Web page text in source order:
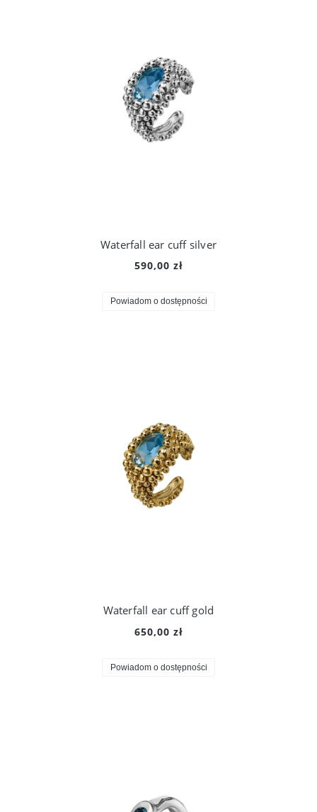
Waterfall ear cuff silver
590,00 zł
Powiadom o dostępności
Waterfall ear cuff gold
650,00 zł
Powiadom o dostępności